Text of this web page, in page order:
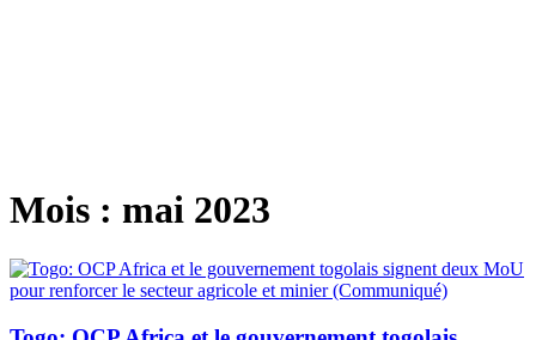
Mois : mai 2023